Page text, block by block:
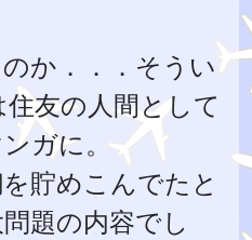
か．．．そうい
友の人間として
ガに。
貯めこんでたと
題の内容でし